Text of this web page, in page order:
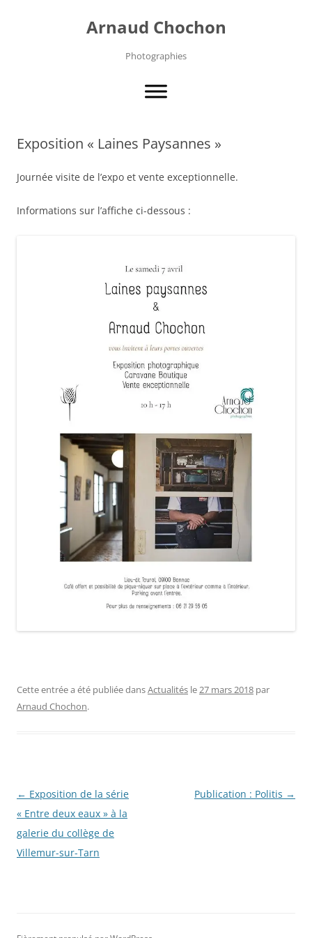
Arnaud Chochon
Photographies
Exposition « Laines Paysannes »
Journée visite de l’expo et vente exceptionnelle.
Informations sur l’affiche ci-dessous :
Cette entrée a été publiée dansActualités le27 mars 2018 par
Arnaud Chochon.
Navigation
des
articles
← Exposition de la série
« Entre deux eaux » à la
galerie du collège de
Villemur-sur-Tarn
Publication : Politis →